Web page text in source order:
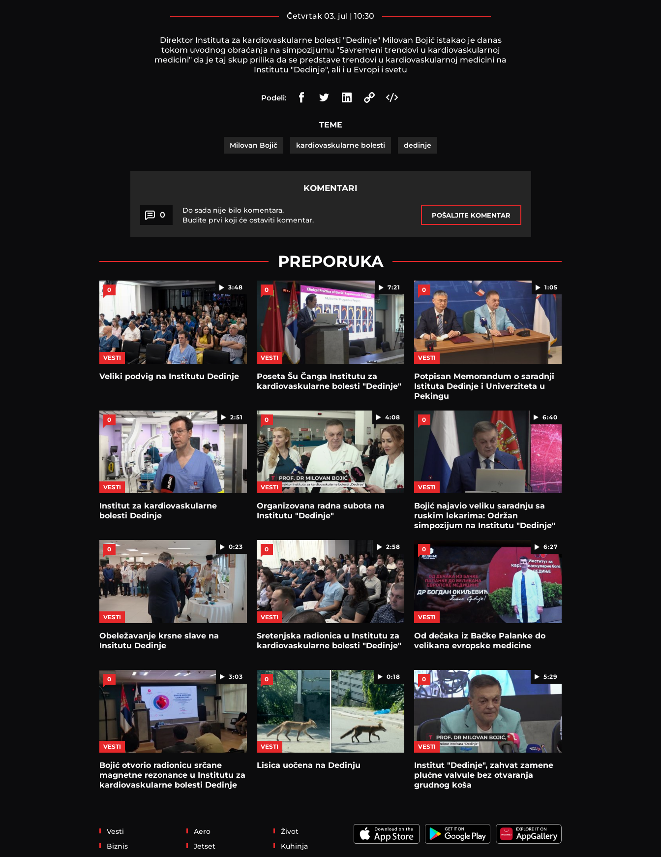
četvrtak 03. jul | 10:30
Direktor Instituta za kardiovaskularne bolesti "Dedinje" Milovan Bojić istakao je danas
tokom uvodnog obraćanja na simpozijumu "Savremeni trendovi u kardiovaskularnoj
medicini" da je taj skup prilika da se predstave trendovi u kardiovaskularnoj medicini na
Institutu "Dedinje", ali i u Evropi i svetu
Podeli:
TEME
Milovan Bojič kardiovaskularne bolesti dedinje
KOMENTARI
0
Do sada nije bilo komentara.
Budite prvi koji će ostaviti komentar.
POŠALJITE KOMENTAR
PREPORUKA
3:48
0
VESTI
Veliki podvig na Institutu Dedinje
7:21
0
VESTI
Poseta Šu Čanga Institutu za
kardiovaskularne bolesti "Dedinje"
1:05
0
VESTI
Potpisan Memorandum o saradnji
Istituta Dedinje i Univerziteta u
Pekingu
2:51
0
VESTI
Institut za kardiovaskularne
bolesti Dedinje
4:08
0
VESTI
Organizovana radna subota na
Institutu "Dedinje"
6:40
0
VESTI
Bojić najavio veliku saradnju sa
ruskim lekarima: Održan
simpozijum na Institutu "Dedinje"
0:23
0
VESTI
Obeležavanje krsne slave na
Insitutu Dedinje
2:58
0
VESTI
Sretenjska radionica u Institutu za
kardiovaskularne bolesti "Dedinje"
6:27
0
VESTI
Od dečaka iz Bačke Palanke do
velikana evropske medicine
3:03
0
VESTI
Bojić otvorio radionicu srčane
magnetne rezonance u Institutu za
kardiovaskularne bolesti Dedinje
0:18
0
VESTI
Lisica uočena na Dedinju
5:29
0
VESTI
Institut "Dedinje", zahvat zamene
plućne valvule bez otvaranja
grudnog koša
Vesti
Biznis
Aero
Jetset
Život
Kuhinja